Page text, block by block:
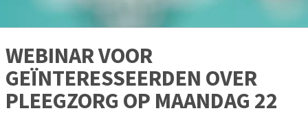
WEBINAR VOOR
GEÏNTERESSEERDEN OVER
PLEEGZORG OP MAANDAG 22